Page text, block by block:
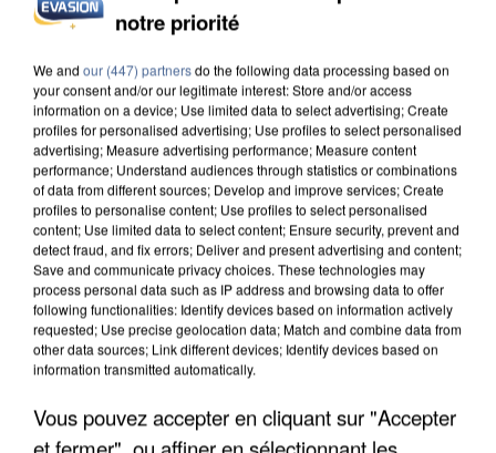
INCENDIES : L’ÎLE-DE-FRANCE LANCE UN ÉLAN
notre priorité
We and our (447) partnersdo the following data processing based on
your consent and/or our legitimate interest: Store and/or access
information on a device; Use limited data to select advertising; Create
profiles for personalised advertising; Use profiles to select personalised
advertising; Measure advertising performance; Measure content
performance; Understand audiences through statistics or combinations
of data from different sources; Develop and improve services; Create
profiles to personalise content; Use profiles to select personalised
content; Use limited data to select content; Ensure security, prevent and
detect fraud, and fix errors; Deliver and present advertising and content;
Save and communicate privacy choices. These technologies may
process personal data such as IP address and browsing data to offer
following functionalities: Identify devices based on information actively
requested; Use precise geolocation data; Match and combine data from
other data sources; Link different devices; Identify devices based on
information transmitted automatically.
Vous pouvez accepter en cliquant sur "Accepter